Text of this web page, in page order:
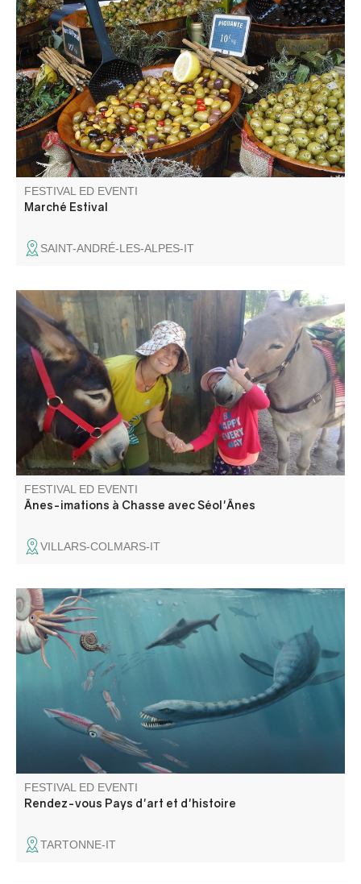
A l'occasion du passage du tour de France féminin le
marché du samedi se tiendra toute la journée.
FESTIVAL ED EVENTI
Marché Estival
SAINT-ANDRÉ-LES-ALPES-IT
Venez rencontrer les ânes d'Émilie, son métier d'ânière et
l'amour qu'elle porte à ses amis aux longues oreilles.
Rencontre du troupeau, pansage, balade avec les ânes ,
contes et poèmes sur cet animal attachant !
FESTIVAL ED EVENTI
Ânes-imations à Chasse avec Séol'Ânes
VILLARS-COLMARS-IT
Géologie et patrimoine naturel, partez à la découverte du
plésiosaure, grand reptile marin disparu il y a 66 millions
d'années
FESTIVAL ED EVENTI
Rendez-vous Pays d'art et d'histoire
TARTONNE-IT